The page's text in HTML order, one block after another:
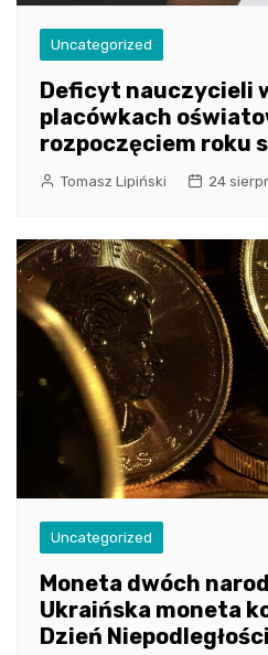
Uncategorized
Deficyt nauczycieli
placówkach
rozpoczęciem roku
Tomasz Lipiński 24
Uncategorized
Moneta dwóch
Ukraińska moneta
Dzień